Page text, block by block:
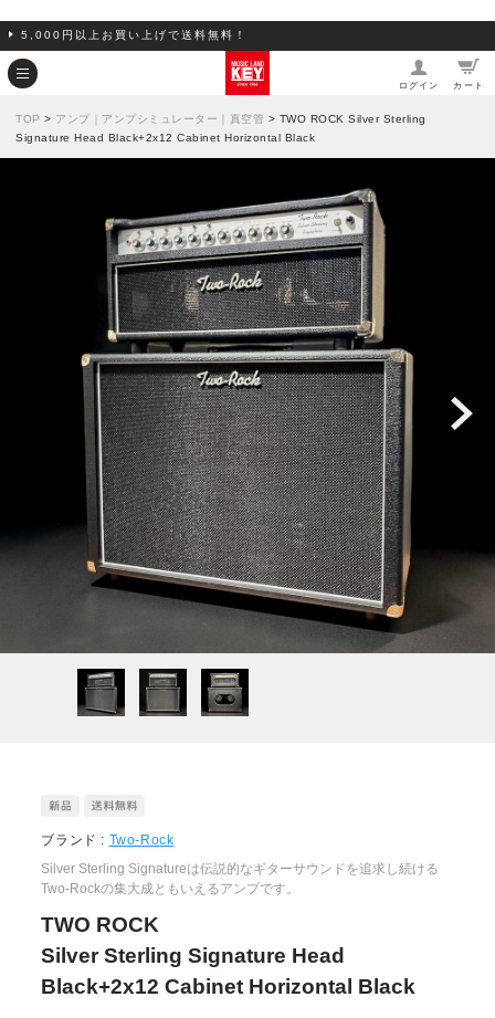
5,000円以上お買い上げで送料無料！
ログイン カート
TOP > アンプ｜アンプシミュレーター｜真空管 > TWO ROCK Silver Sterling
Signature Head Black+2x12 Cabinet Horizontal Black
ブランド : Two-Rock
Silver Sterling Signatureは伝説的なギターサウンドを追求し続ける
Two-Rockの集大成ともいえるアンプです。
TWO ROCK
Silver Sterling Signature Head
Black+2x12 Cabinet Horizontal Black